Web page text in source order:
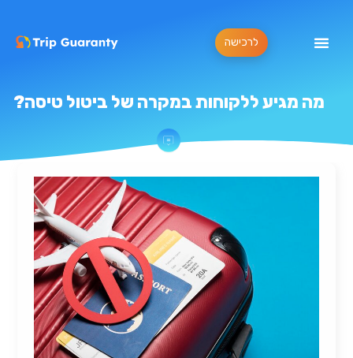
לרכישה
מה מגיע ללקוחות במקרה של ביטול טיסה?